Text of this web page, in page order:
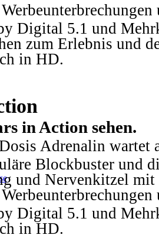
Digital 5.1 und
zum Erlebnis und
in HD.
in Action sehen.
Adrenalin wartet
Blockbuster und
und Nervenkitzel
Digital 5.1 und
in HD.